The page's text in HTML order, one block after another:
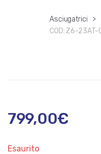
Asciugatrici >
COD: Z6-23AT-
799,00€
Esaurito